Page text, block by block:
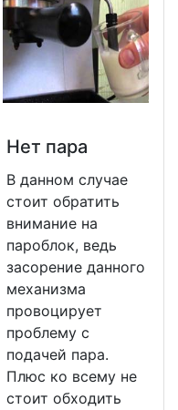
Нет пара
В данном случае
стоит обратить
внимание на
пароблок, ведь
засорение данного
механизма
провоцирует
проблему с
подачей пара.
Плюс ко всему не
стоит обходить